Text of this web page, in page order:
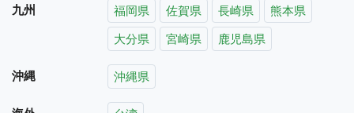
九州 福岡県 佐賀県 長崎県
熊本県
大分県
宮崎県 鹿児島県
沖縄 沖縄県